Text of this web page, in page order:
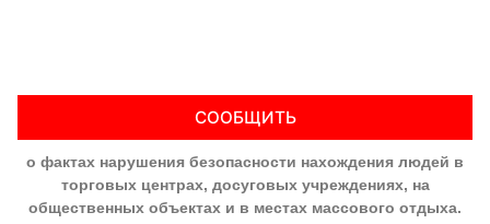
СООБЩИТЬ
о фактах нарушения безопасности нахождения людей в
торговых центрах, досуговых учреждениях, на
общественных объектах и в местах массового отдыха.